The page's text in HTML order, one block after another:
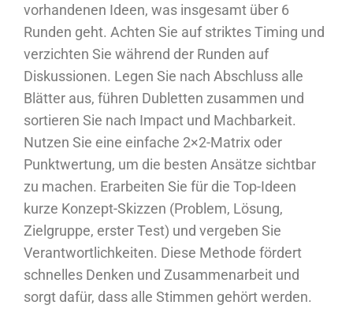
vorhandenen Ideen, was insgesamt über 6
Runden geht. Achten Sie auf striktes Timing und
verzichten Sie während der Runden auf
Diskussionen. Legen Sie nach Abschluss alle
Blätter aus, führen Dubletten zusammen und
sortieren Sie nach Impact und Machbarkeit.
Nutzen Sie eine einfache 2×2-Matrix oder
Punktwertung, um die besten Ansätze sichtbar
zu machen. Erarbeiten Sie für die Top-Ideen
kurze Konzept-Skizzen (Problem, Lösung,
Zielgruppe, erster Test) und vergeben Sie
Verantwortlichkeiten. Diese Methode fördert
schnelles Denken und Zusammenarbeit und
sorgt dafür, dass alle Stimmen gehört werden.